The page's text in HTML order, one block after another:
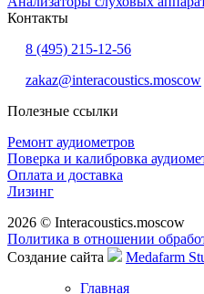
Контакты
8 (495) 215-12-56
zakaz@interacoustics.moscow
Полезные ссылки
Ремонт аудиометров
Поверка и калибровка
Оплата и доставка
Лизинг
2026 © Interacoustics.moscow
Политика в отношении
Создание сайта
Medafarm
Главная